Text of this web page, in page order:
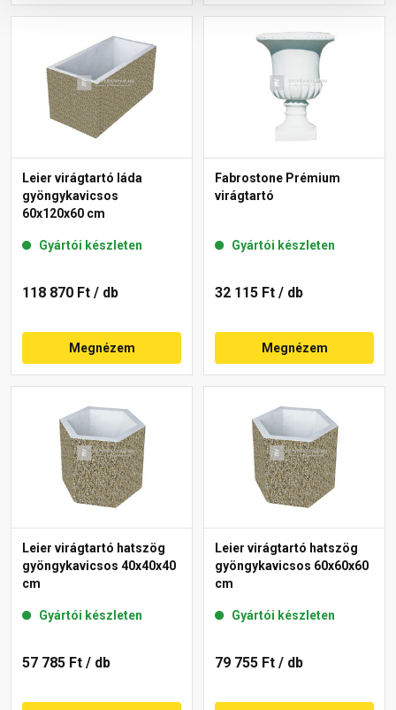
Leier virágtartó láda
gyöngykavicsos
60x120x60 cm
Gyártói készleten
118 870 Ft / db
Megnézem
Fabrostone Prémium
virágtartó
Gyártói készleten
32 115 Ft / db
Megnézem
Leier virágtartó hatszög
gyöngykavicsos 40x40x40
cm
Gyártói készleten
57 785 Ft / db
Leier virágtartó hatszög
gyöngykavicsos 60x60x60
cm
Gyártói készleten
79 755 Ft / db